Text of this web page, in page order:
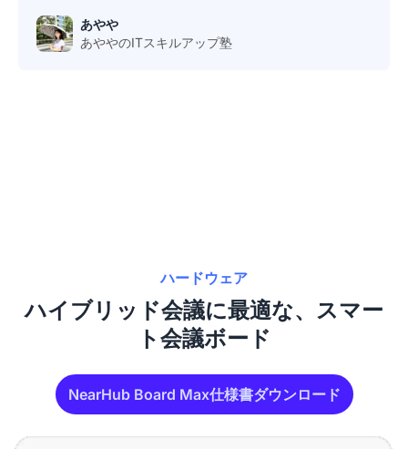
あやや
あややのITスキルアップ塾
ハードウェア
ハイブリッド会議に最適な、スマー
ト会議ボード
NearHub Board Max仕様書ダウンロード